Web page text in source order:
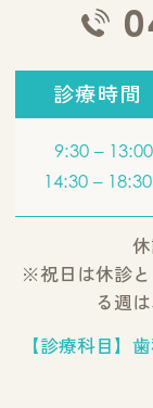
診療時間
9:30 – 13:00
14:30 – 18:30
※祝日は休診
る週
【診療科目】